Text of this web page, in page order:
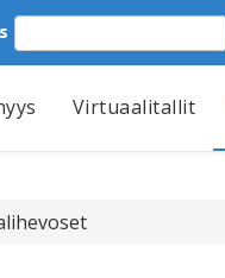
Virtuaalitallit